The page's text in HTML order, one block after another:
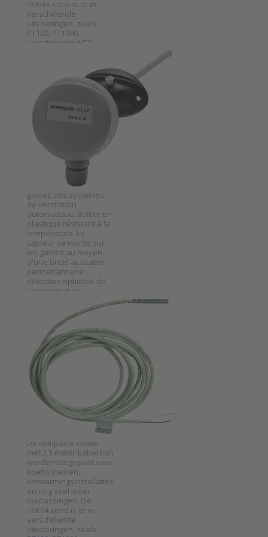
TEKHA serie is er in
verschillende
uitvoeringen, zoals;
PT100, PT1000,
verschillende NTC
capteur de
température
série TEK
SKU
Le capteur de
température TEK est
température dans les
gaines des systèmes
de ventilation
automatique. Boîtier en
plastique résistant à la
température. Le
capteur se monte sur
les gaines au moyen
d'une bride ajustable
permettant une
détection optimale de
la température.
Press ENTER
for more
options to
Produal
capteur de
température
série TEK
PRODUAL EN BELGIQUE
Temperatuursensor
met 2,3 meter
kabel serie
TEKY4
SKU
De TEKY4 serie bestaat
kabeltemperatuursensoren
voor HVAC systemen.
De compacte voeler
met 2,3 meter kabel kan
worden toegepast voor
koelsystemen,
verwarmingsinstallaties
en nog veel meer
toepassingen. De
TEKY4 serie is er in
verschillende
uitvoeringen, zoals;
Press ENTER for
more options to
Temperatuursensor
met 2,3 meter kabel
serie TEKY4